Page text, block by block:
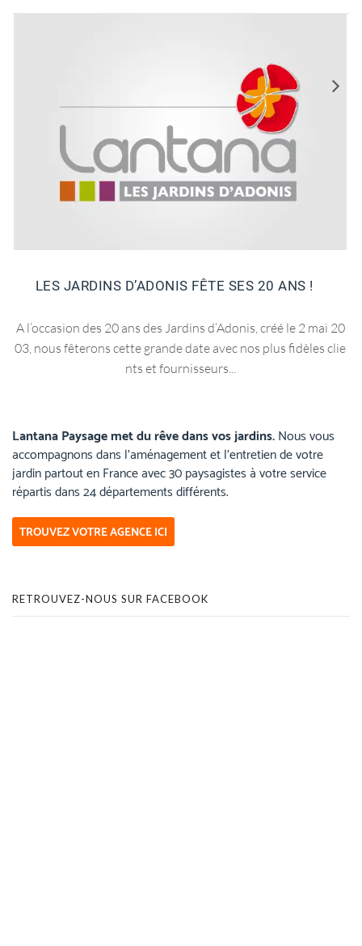
LES JARDINS D’ADONIS FÊTE SES 20 ANS !
A l’occasion des 20 ans des Jardins d’Adonis, créé le 2 mai 20
03, nous fêterons cette grande date avec nos plus fidèles clie
nts et fournisseurs...
Lantana Paysage met du rêve dans vos jardins.Nous vous
accompagnons dans l’aménagement et l’entretien de votre
jardin partout en France avec 30 paysagistes à votre service
répartis dans 24 départements différents.
TROUVEZ VOTRE AGENCE ICI
RETROUVEZ-NOUS SUR FACEBOOK